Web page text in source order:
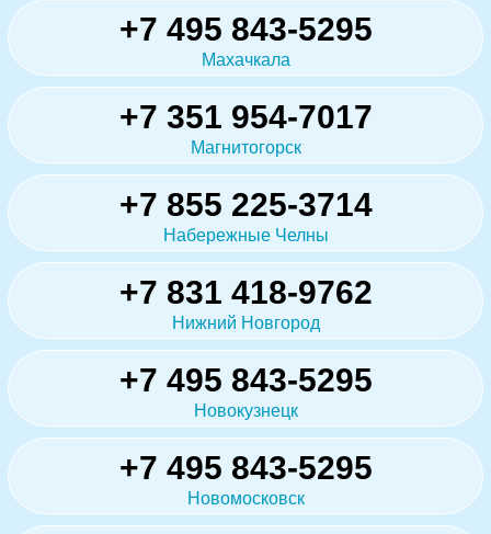
+7 495 843-5295
Махачкала
+7 351 954-7017
Магнитогорск
+7 855 225-3714
Набережные Челны
+7 831 418-9762
Нижний Новгород
+7 495 843-5295
Новокузнецк
+7 495 843-5295
Новомосковск